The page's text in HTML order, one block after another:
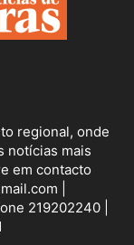
regional, onde
notícias mais
em contacto
|
219202240 |